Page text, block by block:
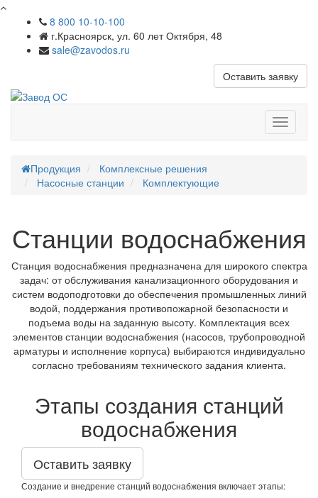
8 800 10-10-100
г.Красноярск, ул. 60 лет Октября, 48
sale@zavodos.ru
Оставить заявку
меню
Продукция
Комплексные решения
Насосные станции
Комплектующие
Станции водоснабжения
Станция водоснабжения предназначена для широкого спектра
задач: от обслуживания канализационного оборудования и
систем водоподготовки до обеспечения промышленных линий
водой, поддержания противопожарной безопасности и
подъема воды на заданную высоту. Комплектация всех
элементов станции водоснабжения (насосов, трубопроводной
арматуры и исполнение корпуса) выбираются индивидуально
согласно требованиям технического задания клиента.
Этапы создания станций
водоснабжения
Оставить заявку
Создание и внедрение станций водоснабжения включает этапы: